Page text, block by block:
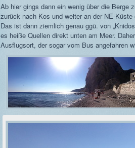
Ab hier gings dann ein wenig über die Berge
zurück nach Kos und weiter an der NE-
Das ist dann ziemlich genau ggü. von
es heiße Quellen direkt unten am Meer.
Ausflugsort, der sogar vom Bus angefahren